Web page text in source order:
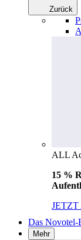
Zurück
ALL
15 %
Das Novotel-
Mehr